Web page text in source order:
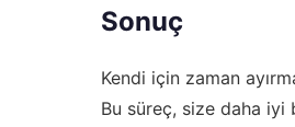
Sonuç
Kendi için zaman
Bu süreç, size daha iyi